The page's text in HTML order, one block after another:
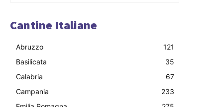
Cantine Italiane
Abruzzo
121
Basilicata
35
Calabria
67
Campania
233